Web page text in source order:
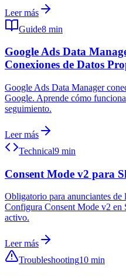
Leer más
Guide8 min
Google Ads Data
Conexiones de Datos
Google Ads Data Manager
Google. Aprende cómo
seguimiento.
Leer más
Technical9 min
Consent Mode v2 para
Obligatorio para anunciantes
Configura Consent Mode v2 en
activo.
Leer más
Troubleshooting10 min